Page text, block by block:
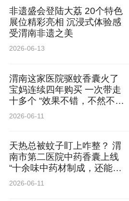
非遗盛会登陆大荔 20个特色
展位精彩亮相 沉浸式体验感
受渭南非遗之美
2026-06-13
渭南这家医院驱蚊香囊火了
宝妈连续四年购买 一次带走
十多个 “效果不错，不然不会
年年来买”
2026-06-11
天热总被蚊子盯上咋整？ 渭
南市第二医院中药香囊上线
“十余味中药材制成，还能健
脾利湿”
2026-06-11